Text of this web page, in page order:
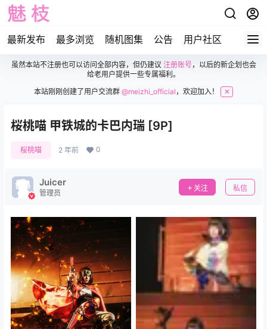
最新发布 最多浏览 随机图集 公告 用户社区
虽然本站不注册也可以访问全部内容，但仍建议 注册账号，以后的新企划也会
给老用户提供一些专属福利。
本站刚刚创建了用户交流群@meizhi_official ，欢迎加入！ ✕
桜桃喵 甲铁城的卡巴内瑞 [9P]
桜桃喵 2 年前 0
Juicer
管理员
关注 私信